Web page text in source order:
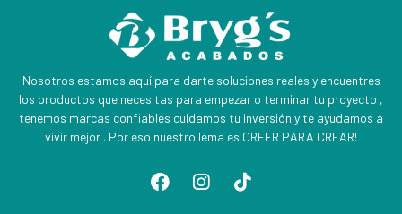
Nosotros estamos aquí para darte soluciones reales y encuentres
los productos que necesitas para empezar o terminar tu proyecto ,
tenemos marcas confiables cuidamos tu inversión y te ayudamos a
vivir mejor . Por eso nuestro lema es CREER PARA CREAR!